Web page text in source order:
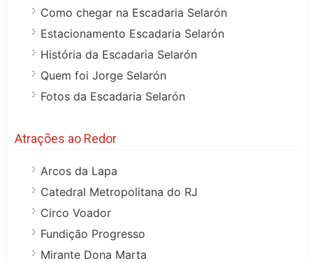
Como chegar na Escadaria Selarón
Estacionamento Escadaria Selarón
História da Escadaria Selarón
Quem foi Jorge Selarón
Fotos da Escadaria Selarón
Atrações ao Redor
Arcos da Lapa
Catedral Metropolitana do RJ
Circo Voador
Fundição Progresso
Mirante Dona Marta